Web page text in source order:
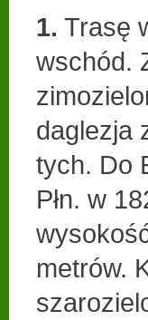
1. Trasę
wschód.
daglezja
tych. Do
Płn. w
metrów.